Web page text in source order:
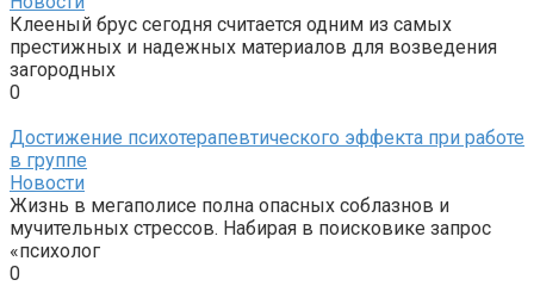
Клееный брус сегодня считается одним из самых
престижных и надежных материалов для возведения
загородных
0
Достижение психотерапевтического эффекта при работе
в группе
Новости
Жизнь в мегаполисе полна опасных соблазнов и
мучительных стрессов. Набирая в поисковике запрос
«психолог
0